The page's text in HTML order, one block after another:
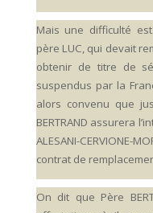
Mais une difficulté
père LUC, qui devait
obtenir de titre de
suspendus par la
alors convenu que
BERTRAND assurera
ALESANI-CERVIONE-
contrat de
On dit que Père